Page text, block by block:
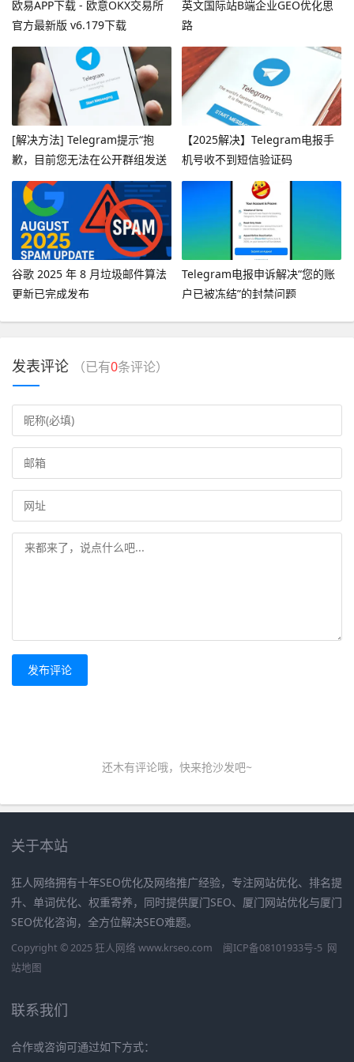
欧易APP下载 - 欧意OKX交易所
官方最新版 v6.179下载
英文国际站B端企业GEO优化思
路
[解决方法] Telegram提示“抱
歉，目前您无法在公开群组发送
消息”
【2025解决】Telegram电报手
机号收不到短信验证码
谷歌 2025 年 8 月垃圾邮件算法
更新已完成发布
Telegram电报申诉解决“您的账
户已被冻结”的封禁问题
发表评论 （已有0条评论）
发布评论
还木有评论哦，快来抢沙发吧~
关于本站
狂人网络拥有十年SEO优化及网络推广经验，专注网站优化、排名提
升、单词优化、权重寄养，同时提供厦门SEO、厦门网站优化与厦门
SEO优化咨询，全方位解决SEO难题。
Copyright © 2025 狂人网络 www.krseo.com 闽ICP备08101933号-5 网
站地图
联系我们
合作或咨询可通过如下方式：